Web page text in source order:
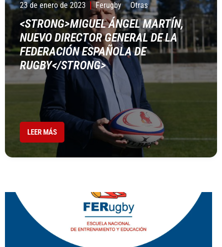
23 de enero de 2023 Ferugby Otras
<STRONG>MIGUEL ÁNGEL MARTÍN,
NUEVO DIRECTOR GENERAL DE LA
FEDERACIÓN ESPAÑOLA DE
RUGBY</STRONG>
LEER MÁS